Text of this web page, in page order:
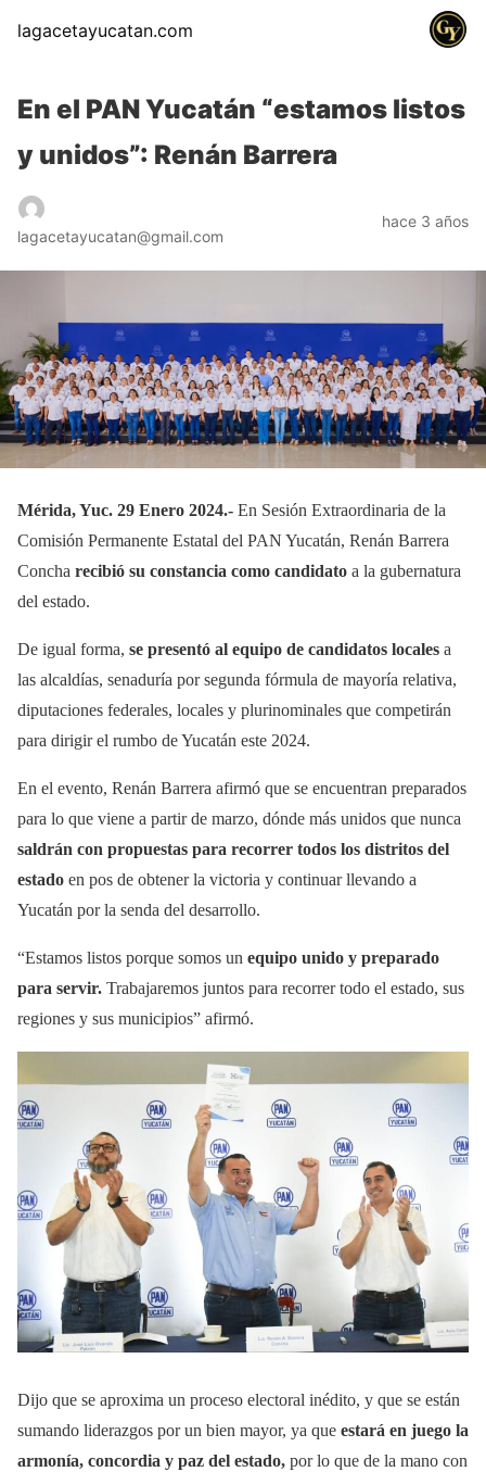
lagacetayucatan.com
En el PAN Yucatán “estamos listos
y unidos”: Renán Barrera
lagacetayucatan@gmail.com
hace 3 años
Mérida, Yuc. 29 Enero 2024.- En Sesión Extraordinaria de la
Comisión Permanente Estatal del PAN Yucatán, Renán Barrera
Concha recibió su constancia como candidato a la gubernatura
del estado.
De igual forma, se presentó al equipo de candidatos locales a
las alcaldías, senaduría por segunda fórmula de mayoría relativa,
diputaciones federales, locales y plurinominales que competirán
para dirigir el rumbo de Yucatán este 2024.
En el evento, Renán Barrera afirmó que se encuentran preparados
para lo que viene a partir de marzo, dónde más unidos que nunca
saldrán con propuestas para recorrer todos los distritos del
estado en pos de obtener la victoria y continuar llevando a
Yucatán por la senda del desarrollo.
“Estamos listos porque somos un equipo unido y preparado
para servir. Trabajaremos juntos para recorrer todo el estado, sus
regiones y sus municipios” afirmó.
Dijo que se aproxima un proceso electoral inédito, y que se están
sumando liderazgos por un bien mayor, ya que estará en juego la
armonía, concordia y paz del estado, por lo que de la mano con